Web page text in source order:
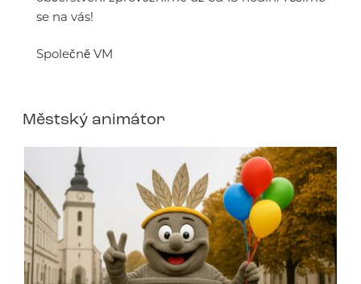
se na vás!
Společně VM
Městský animátor